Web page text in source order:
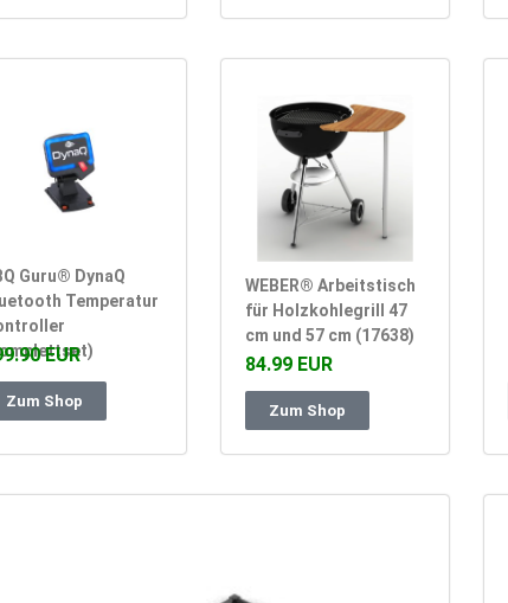
Guru® DynaQ
Temperatur
EUR
Zum Shop
WEBER® Arbeitstisch
für Holzkohlegrill 47
cm und 57 cm (17638)
84.99 EUR
Zum Shop